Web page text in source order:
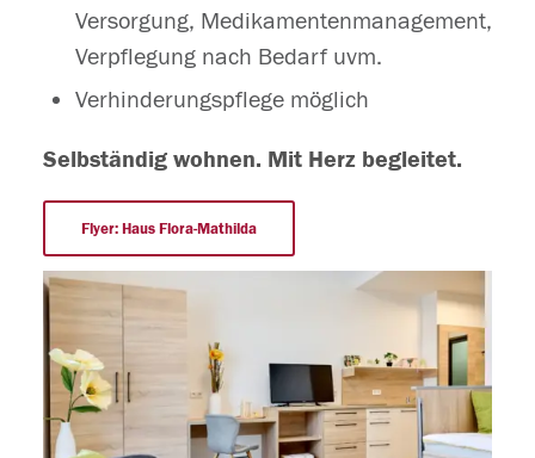
Versorgung, Medikamentenmanagement,
Verpflegung nach Bedarf uvm.
Verhinderungspflege möglich
Selbständig wohnen. Mit Herz begleitet.
Flyer: Haus Flora-Mathilda